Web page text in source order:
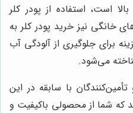
است، استفاده از پودر کلر
خانگی نیز خرید پودر کلر به
برای جلوگیری از آلودگی آب
می‌شود.
با سابقه در این
که شما از محصولی باکیفیت و